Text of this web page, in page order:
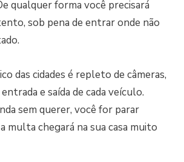
qualquer forma você precisará
sob pena de entrar onde não
das cidades é repleto de câmeras,
e saída de cada veículo.
sem querer, você for parar
multa chegará na sua casa muito